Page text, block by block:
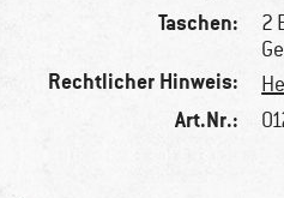
Taschen:
2
Rechtlicher Hinweis:
Art.Nr.: